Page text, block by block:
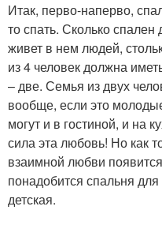
Итак, перво-наперво,
то спать. Сколько
живет в нем людей,
из 4 человек должна
– две. Семья из двух
вообще, если это
могут и в гостиной, и на
сила эта любовь! Но как
взаимной любви
понадобится спальня
детская.